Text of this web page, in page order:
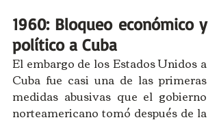
1960: Bloqueo económico y
político a Cuba
El embargo de los Estados Unidos a
Cuba fue casi una de las primeras
medidas abusivas que el gobierno
norteamericano tomó después de la